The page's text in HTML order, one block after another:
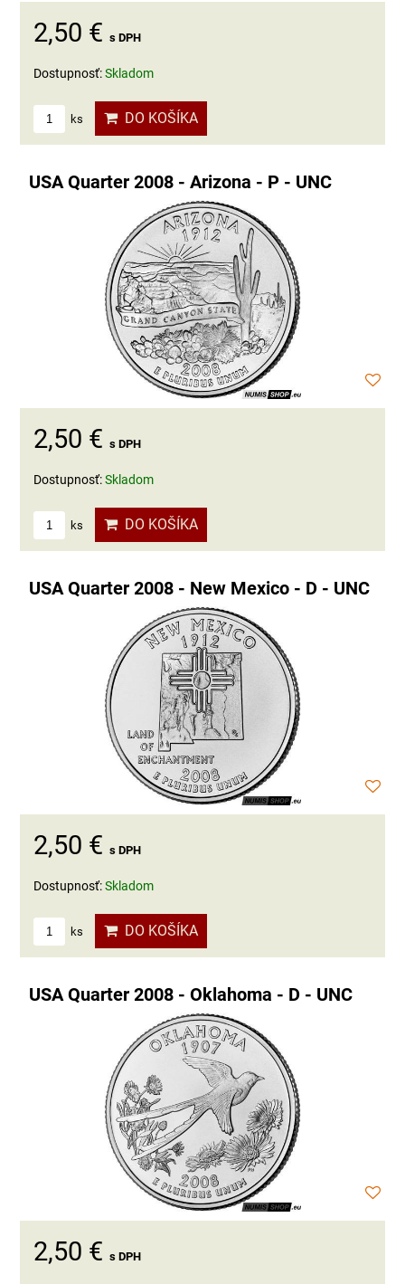
2,50 € s DPH
Dostupnosť:Skladom
ks DO KOŠÍKA
USA Quarter 2008 - Arizona - P - UNC
2,50 € s DPH
Dostupnosť:Skladom
ks DO KOŠÍKA
USA Quarter 2008 - New Mexico - D - UNC
2,50 € s DPH
Dostupnosť:Skladom
ks DO KOŠÍKA
USA Quarter 2008 - Oklahoma - D - UNC
2,50 € s DPH